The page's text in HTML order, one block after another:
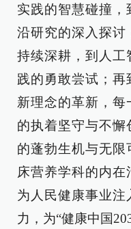
实践的智慧碰撞，
沿研究的深入探讨
持续深耕，到人工
践的勇敢尝试；再
新理念的革新，每
的执着坚守与不懈
的蓬勃生机与无限
床营养学科的内在
为人民健康事业注
力，为“健康中国